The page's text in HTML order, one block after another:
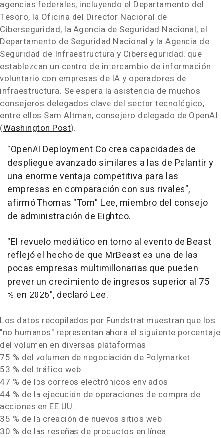
agencias federales, incluyendo el Departamento del
Tesoro, la Oficina del Director Nacional de
Ciberseguridad, la Agencia de Seguridad Nacional, el
Departamento de Seguridad Nacional y la Agencia de
Seguridad de Infraestructura y Ciberseguridad, que
establezcan un centro de intercambio de información
voluntario con empresas de IA y operadores de
infraestructura. Se espera la asistencia de muchos
consejeros delegados clave del sector tecnológico,
entre ellos Sam Altman, consejero delegado de OpenAI
(Washington Post).
"OpenAI Deployment Co crea capacidades de
despliegue avanzado similares a las de Palantir y
una enorme ventaja competitiva para las
empresas en comparación con sus rivales",
afirmó Thomas "Tom" Lee, miembro del consejo
de administración de Eightco.
"El revuelo mediático en torno al evento de Beast
reflejó el hecho de que MrBeast es una de las
pocas empresas multimillonarias que pueden
prever un crecimiento de ingresos superior al 75
% en 2026", declaró Lee.
Los datos recopilados por Fundstrat muestran que los
"no humanos" representan ahora el siguiente porcentaje
del volumen en diversas plataformas:
75 % del volumen de negociación de Polymarket
53 % del tráfico web
47 % de los correos electrónicos enviados
44 % de la ejecución de operaciones de compra de
acciones en EE.UU.
35 % de la creación de nuevos sitios web
30 % de las reseñas de productos en línea